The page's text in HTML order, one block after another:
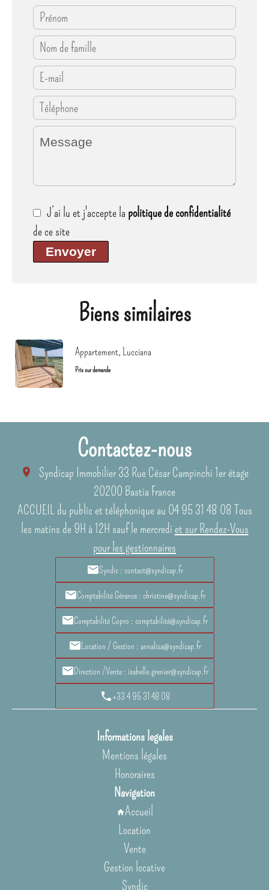
J’ai lu et j'accepte la politique de confidentialité
de ce site
Envoyer
Biens similaires
Appartement, Lucciana
Prix sur demande
Contactez-nous
Syndicap Immobilier33 Rue César Campinchi 1er étage
20200 Bastia France
ACCUEIL du public et téléphonique au 04 95 31 48 08 Tous
les matins de 9H à 12H sauf le mercredi et sur Rendez-Vous
pour les gestionnaires
Syndic : contact@syndicap.fr
Comptabilité Gérance : christine@syndicap.fr
Comptabilité Copro : comptabilité@syndicap.fr
Location / Gestion : annalisa@syndicap.fr
Direction /Vente : isabelle.grenier@syndicap.fr
+33 4 95 31 48 08
Informations legales
Mentions légales
Honoraires
Navigation
Accueil
Location
Vente
Gestion locative
Syndic